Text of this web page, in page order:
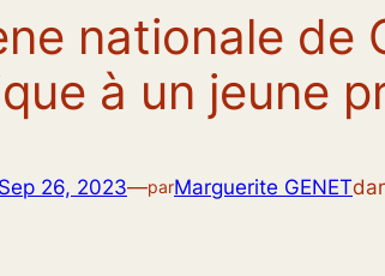
nationale de
à un jeune
Sep 26, 2023—parMarguerite GENET